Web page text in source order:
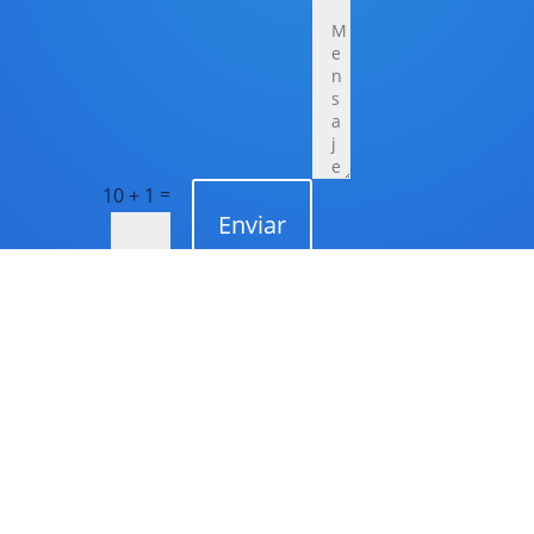
10 + 1 =
Enviar